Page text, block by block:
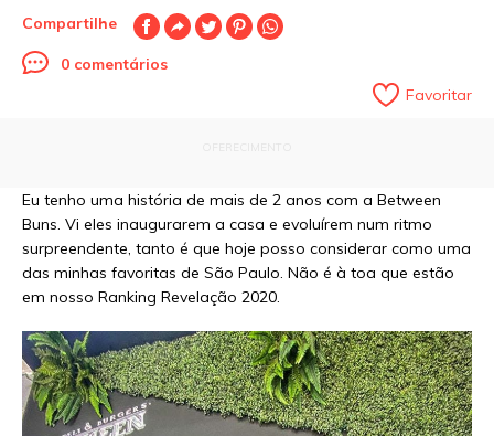
Compartilhe
0 comentários
Favoritar
Eu tenho uma história de mais de 2 anos com a Between
Buns. Vi eles inaugurarem a casa e evoluírem num ritmo
surpreendente, tanto é que hoje posso considerar como uma
das minhas favoritas de São Paulo. Não é à toa que estão
em nosso Ranking Revelação 2020.